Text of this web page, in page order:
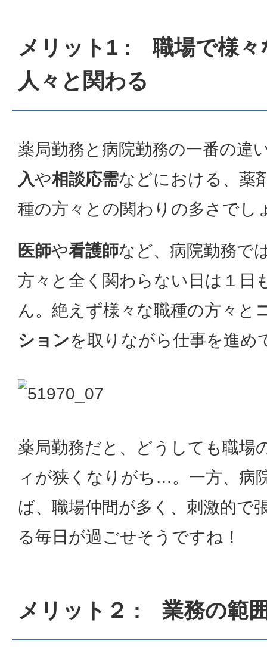
メリット1 : 職場で様々
人々と関わる
薬局勤務と病院勤務の一番の違
入や相談応需などにおける、薬
種の方々との関わりの多さでし
医師や看護師など、病院勤務で
方々と全く関わらない日は１日
ん。絶えず様々な職種の方々と
ションを取りながら仕事を進め
薬局勤務だと、どうしても職場
ィが狭くなりがち…。一方、病
ば、職場仲間が多く、刺激的で
る毎日が過ごせそうですね！
メリット２ : 業務の範